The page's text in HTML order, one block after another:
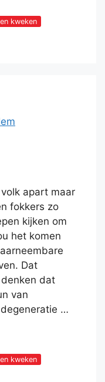
kweken
apart maar
fokkers zo
kijken om
het komen
Dat
dat
van
…
kweken